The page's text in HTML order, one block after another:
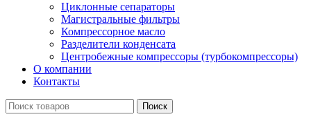
Циклонные сепараторы
Магистральные фильтры
Компрессорное масло
Разделители конденсата
Центробежные компрессоры (турбокомпрессоры)
О компании
Контакты
Поиск